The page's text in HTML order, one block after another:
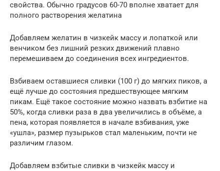
свойства. Обычно градусов 60-70 вполне хватает для
полного растворения желатина
Добавляем желатин в чизкейк массу и лопаткой или
венчиком без лишний резких движений плавно
перемешиваем до соединения всех ингредиентов.
Взбиваем оставшиеся сливки (100 г) до мягких пиков, а
ещё лучше до состояния предшествующее мягким
пикам. Ещё такое состояние можно назвать взбитие на
50%, когда сливки раза в два увеличились в объёме, а
пена, которая появляется в начале взбивания, уже
«ушла», размер пузырьков стал маленьким, почти не
различим глазом.
Добавляем взбитые сливки в чизкейк массу и